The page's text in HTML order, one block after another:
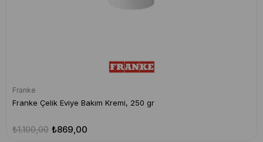
Franke
Franke Çelik Eviye Bakım Kremi, 250 gr
₺869,00
₺1.100,00